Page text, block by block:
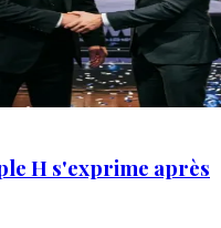
H s'exprime après